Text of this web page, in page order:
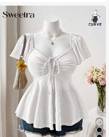
성, 여성용 여름, 비즈니스 캐주얼 여
성, 외출 여성 탑, 여성 사무실 착용, 여
성용 봄, 축제, 오래된 돈, 우아한 여성,
여성 모데스티, 일상적인 우아한 착용
에 적합